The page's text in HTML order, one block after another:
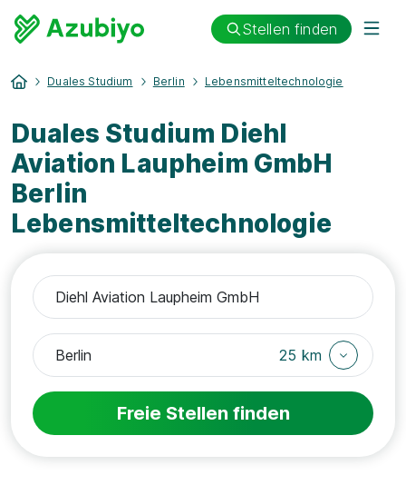
Stellen finden
Duales Studium Berlin Lebensmitteltechnologie
Duales Studium Diehl
Aviation Laupheim GmbH
Berlin
Lebensmitteltechnologie
25 km
Freie Stellen finden